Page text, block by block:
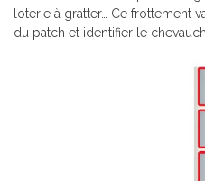
loterie à gratter… Ce frottement
du patch et identifier le